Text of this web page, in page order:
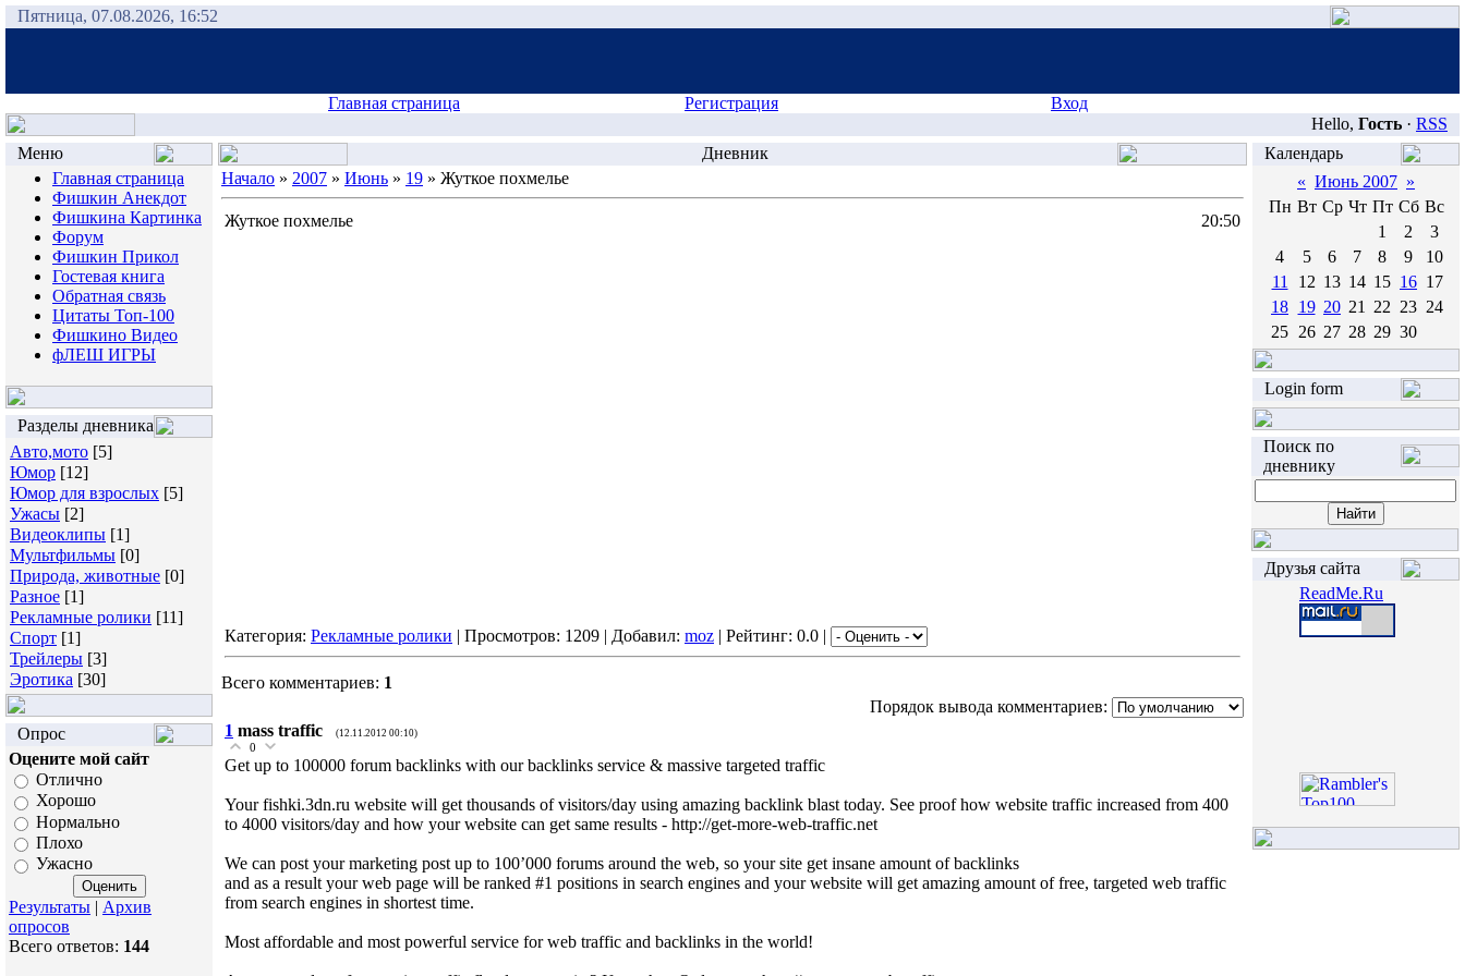
Пятница, 07.08.2026, 16:52
Главная страница Регистрация
Вход
Hello, Гость · RSS
Меню
Главная страница
Фишкин Анекдот
Фишкина Картинка
Форум
Фишкин Прикол
Гостевая книга
Обратная связь
Цитаты Топ-100
Фишкино Видео
фЛЕШ ИГРЫ
Разделы дневника
Авто,мото [5]
Юмор [12]
Юмор для взрослых [5]
Ужасы [2]
Видеоклипы [1]
Мультфильмы [0]
Природа, животные [0]
Разное [1]
Рекламные ролики [11]
Спорт [1]
Трейлеры [3]
Эротика [30]
Опрос
Оцените мой сайт
Отлично
Хорошо
Нормально
Плохо
Ужасно
Результаты | Архив
опросов
Всего ответов: 144
Дневник
Начало » 2007 » Июнь » 19 » Жуткое похмелье
Жуткое похмелье 20:50
Категория: Рекламные ролики | Просмотров: 1209 | Добавил: moz | Рейтинг: 0.0 |
Всего комментариев: 1
Порядок вывода комментариев:
1 mass traffic (12.11.2012 00:10)
0
Get up to 100000 forum backlinks with our backlinks service & massive targeted traffic
Your fishki.3dn.ru website will get thousands of visitors/day using amazing backlink blast today. See proof how website traffic increased from 400
to 4000 visitors/day and how your website can get same results - http://get-more-web-traffic.net
We can post your marketing post up to 100’000 forums around the web, so your site get insane amount of backlinks
and as a result your web page will be ranked #1 positions in search engines and your website will get amazing amount of free, targeted web traffic
from search engines in shortest time.
Most affordable and most powerful service for web traffic and backlinks in the world!
Календарь
« Июнь 2007 »
Пн Вт Ср Чт Пт Сб Вс
1
2
3
4
5 6 7 8 9
10
11
12 13 14 15 16 17
18 19 20 21 22 23 24
25 26 27 28 29 30
Login form
Поиск по
дневнику
Друзья сайта
ReadMe.Ru